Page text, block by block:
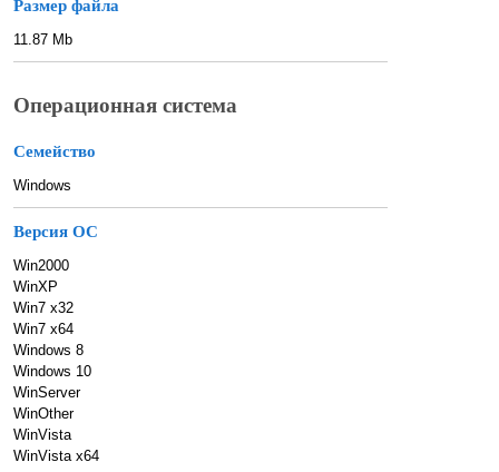
Размер файла
11.87 Mb
Операционная система
Семейство
Windows
Версия ОС
Win2000
WinXP
Win7 x32
Win7 x64
Windows 8
Windows 10
WinServer
WinOther
WinVista
WinVista x64